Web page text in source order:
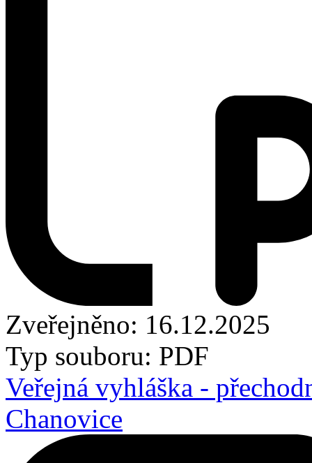
Zveřejněno: 16.12.2025
Typ souboru: PDF
Veřejná vyhláška -
Chanovice